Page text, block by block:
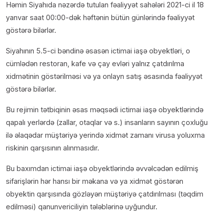
Həmin Siyahıda nəzərdə tutulan fəaliyyət sahələri 2021-ci il 18
yanvar saat 00:00-dək həftənin bütün günlərində fəaliyyət
göstərə bilərlər.
Siyahının 5.5-ci bəndinə əsasən ictimai iaşə obyektləri, o
cümlədən restoran, kafe və çay evləri yalnız çatdırılma
xidmətinin göstərilməsi və ya onlayn satış əsasında fəaliyyət
göstərə bilərlər.
Bu rejimin tətbiqinin əsas məqsədi ictimai iaşə obyektlərində
qapalı yerlərdə (zallar, otaqlar və s.) insanların sayının çoxluğu
ilə əlaqədar müştəriyə yerində xidmət zamanı virusa yoluxma
riskinin qarşısının alınmasıdır.
Bu baxımdan ictimai iaşə obyektlərində əvvəlcədən edilmiş
sifarişlərin hər hansı bir məkana və ya xidmət göstərən
obyektin qarşısında gözləyən müştəriyə çatdırılması (təqdim
edilməsi) qanunvericiliyin tələblərinə uyğundur.